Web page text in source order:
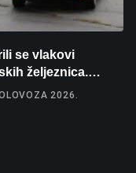
se vlakovi
željeznica.
osoba teško
2026.